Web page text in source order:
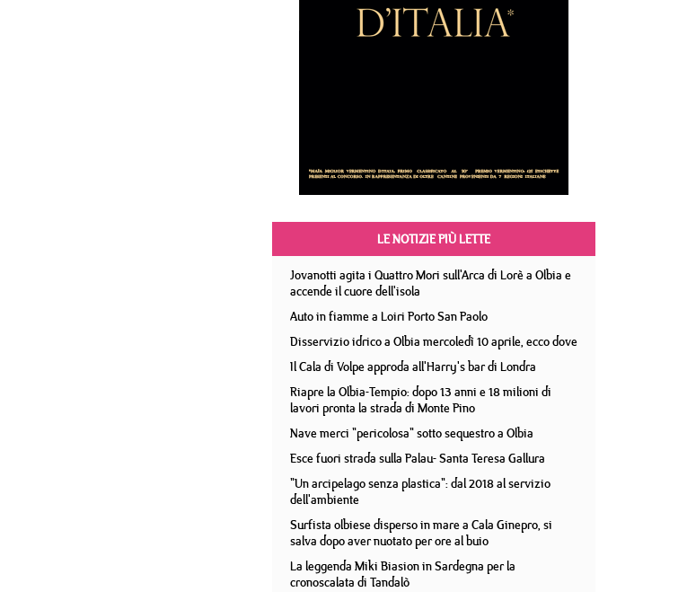
LE NOTIZIE PIÙ LETTE
Jovanotti agita i Quattro Mori sull'Arca di Lorè a Olbia e
accende il cuore dell'isola
Auto in fiamme a Loiri Porto San Paolo
Disservizio idrico a Olbia mercoledì 10 aprile, ecco dove
Il Cala di Volpe approda all'Harry's bar di Londra
Riapre la Olbia-Tempio: dopo 13 anni e 18 milioni di
lavori pronta la strada di Monte Pino
Nave merci "pericolosa" sotto sequestro a Olbia
Esce fuori strada sulla Palau- Santa Teresa Gallura
"Un arcipelago senza plastica": dal 2018 al servizio
dell'ambiente
Surfista olbiese disperso in mare a Cala Ginepro, si
salva dopo aver nuotato per ore al buio
La leggenda Miki Biasion in Sardegna per la
cronoscalata di Tandalò